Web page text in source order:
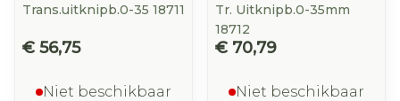
Trans.uitknipb.0-35 18711
€ 56,75
Niet beschikbaar
Tr. Uitknipb.0-35mm
18712
€ 70,79
Niet beschikbaar